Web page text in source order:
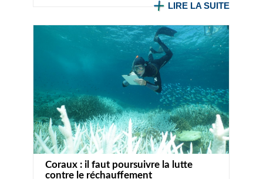
LIRE LA SUITE
Coraux : il faut poursuivre la lutte
contre le réchauffement